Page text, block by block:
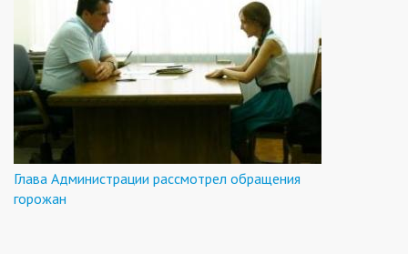
Глава Администрации рассмотрел обращения
горожан